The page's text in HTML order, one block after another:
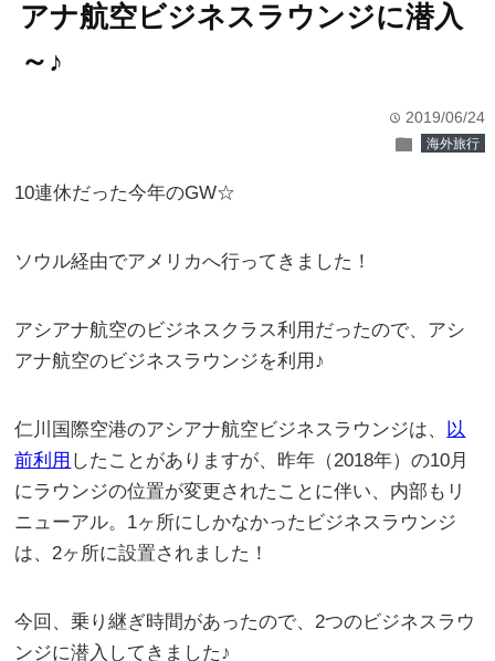
アナ航空ビジネスラウンジに潜入
～♪
time 2019/06/24
folder 海外旅行
10連休だった今年のGW☆
ソウル経由でアメリカへ行ってきました！
アシアナ航空のビジネスクラス利用だったので、アシ
アナ航空のビジネスラウンジを利用♪
仁川国際空港のアシアナ航空ビジネスラウンジは、 以
前利用 したことがありますが、昨年（2018年）の10月
にラウンジの位置が変更されたことに伴い、内部もリ
ニューアル。1ヶ所にしかなかったビジネスラウンジ
は、2ヶ所に設置されました！
今回、乗り継ぎ時間があったので、2つのビジネスラウ
ンジに潜入してきました♪